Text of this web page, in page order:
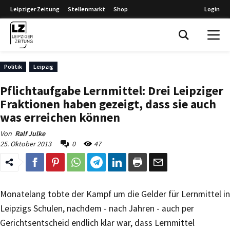
Leipziger Zeitung Stellenmarkt Shop Login
Politik Leipzig
Pflichtaufgabe Lernmittel: Drei Leipziger
Fraktionen haben gezeigt, dass sie auch
was erreichen können
Von Ralf Julke
25. Oktober 2013
0 47
Monatelang tobte der Kampf um die Gelder für Lernmittel in
Leipzigs Schulen, nachdem - nach Jahren - auch per
Gerichtsentscheid endlich klar war, dass Lernmittel